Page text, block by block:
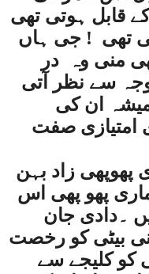
کے قابل ہوتی تھی
تھی ! جی ہاں
منی وہ
در
سے نظر آتی
ان کی
امتیازی صفت
پھوپھی زاد بہن
پھو پھی اس
۔دادی جان
بیٹی کو رخصت
کو کلیجے سے